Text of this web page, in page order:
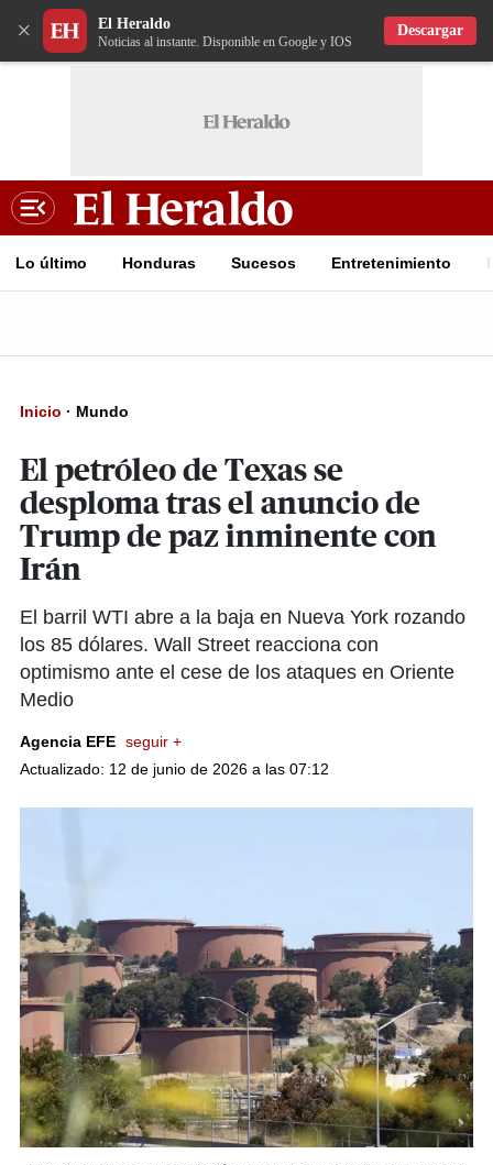
× El Heraldo
Noticias al instante. Disponible en Google y IOS
Descargar
Lo último Honduras Sucesos Entretenimiento
Inicio · Mundo
El petróleo de Texas se
desploma tras el anuncio de
Trump de paz inminente con
Irán
El barril WTI abre a la baja en Nueva York rozando
los 85 dólares. Wall Street reacciona con
optimismo ante el cese de los ataques en Oriente
Medio
Agencia EFE seguir +
Actualizado: 12 de junio de 2026 a las 07:12